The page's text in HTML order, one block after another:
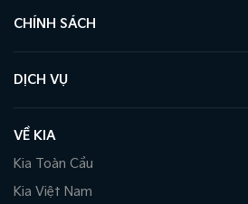
CHÍNH SÁCH
DỊCH VỤ
VỀ KIA
Kia Toàn Cầu
Kia Việt Nam